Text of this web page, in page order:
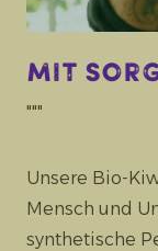
Mit
"""
Unsere Bio-
Mensch und
synthetische